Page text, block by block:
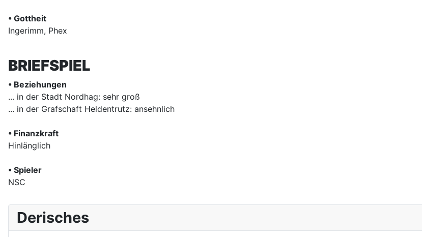
Derisches
• Gottheit
Ingerimm, Phex
BRIEFSPIEL
• Beziehungen
... in der Stadt Nordhag: sehr groß
... in der Grafschaft Heldentrutz: ansehnlich
• Finanzkraft
Hinlänglich
• Spieler
NSC